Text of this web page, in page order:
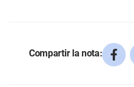
Compartir la nota: